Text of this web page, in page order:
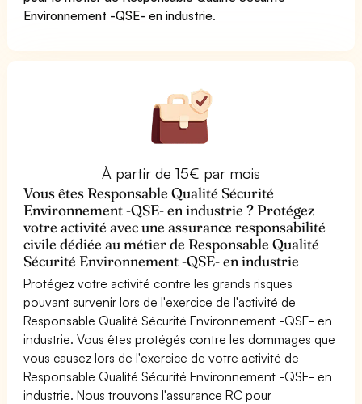
Environnement -QSE- en industrie.
À partir de 15€ par mois
Vous êtes Responsable Qualité Sécurité
Environnement -QSE- en industrie ? Protégez
votre activité avec une assurance responsabilité
civile dédiée au métier de Responsable Qualité
Sécurité Environnement -QSE- en industrie
Protégez votre activité contre les grands risques
pouvant survenir lors de l'exercice de l'activité de
Responsable Qualité Sécurité Environnement -QSE- en
industrie. Vous êtes protégés contre les dommages que
vous causez lors de l'exercice de votre activité de
Responsable Qualité Sécurité Environnement -QSE- en
industrie. Nous trouvons l'assurance RC pour